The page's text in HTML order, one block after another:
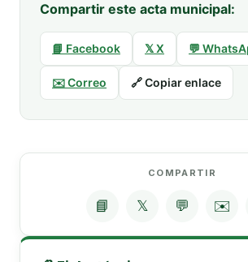
Compartir este acta municipal:
📘 Facebook 𝕏 X 💬
✉️ Correo 🔗 Copiar enlace
COMPARTIR
📘 𝕏 💬 ✉️